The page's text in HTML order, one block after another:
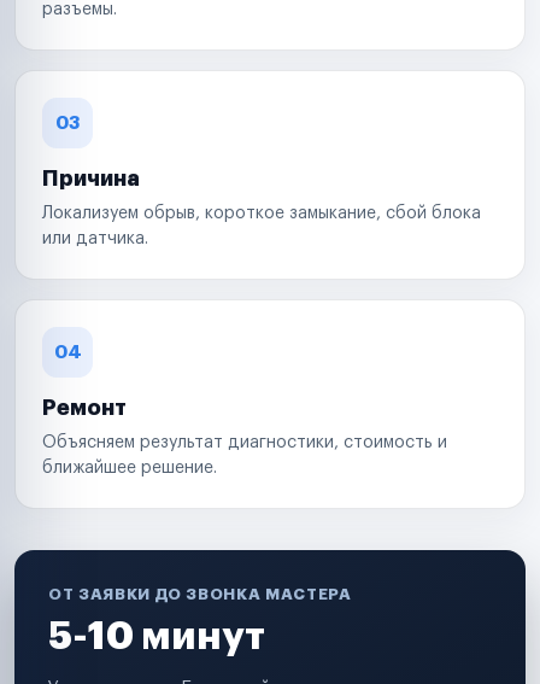
разъемы.
03
Причина
Локализуем обрыв, короткое замыкание, сбой блока
или датчика.
04
Ремонт
Объясняем результат диагностики, стоимость и
ближайшее решение.
ОТ ЗАЯВКИ ДО ЗВОНКА МАСТЕРА
5-10 минут